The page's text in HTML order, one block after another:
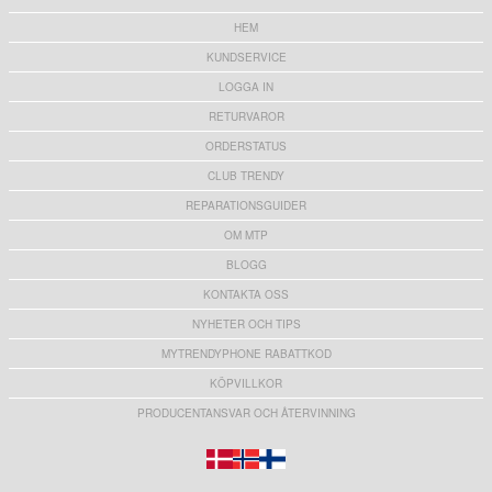
HEM
KUNDSERVICE
LOGGA IN
RETURVAROR
ORDERSTATUS
CLUB TRENDY
REPARATIONSGUIDER
OM MTP
BLOGG
KONTAKTA OSS
NYHETER OCH TIPS
MYTRENDYPHONE RABATTKOD
KÖPVILLKOR
PRODUCENTANSVAR OCH ÅTERVINNING